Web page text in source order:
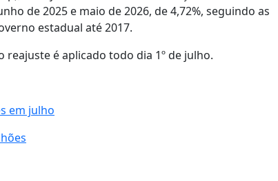
de 2025 e maio de 2026, de 4,72%, seguindo as
estadual até 2017.
reajuste é aplicado todo dia 1º de julho.
em julho